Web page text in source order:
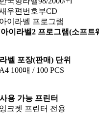
번호부CD
벨 프로그램
아이라벨2 프로그램(소프트
라벨 포장(판매) 단위
매 / 100 PCS
사용 가능 프린터
프린터 전용